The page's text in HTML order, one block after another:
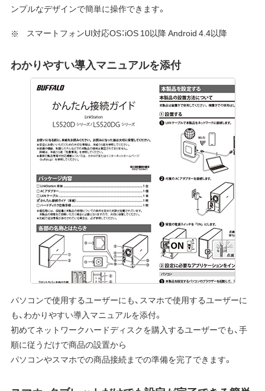
ンプルなデザインで簡単に操作できます。
スマートフォンUI対応OS：iOS 10以降 Android 4.4以降
わかりやすい導入マニュアルを添付
パソコンで使用するユーザーにも、スマホで使用するユーザーに
も、わかりやすい導入マニュアルを添付。
初めてネットワークハードディスクを購入するユーザーでも、手
順に従うだけで商品の設置から
パソコンやスマホでの商品接続までの準備を完了できます。